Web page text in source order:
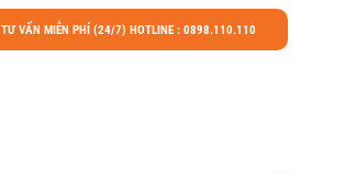
TƯ VẤN MIỄN PHÍ (24/7) HOTLINE : 0898.110.110